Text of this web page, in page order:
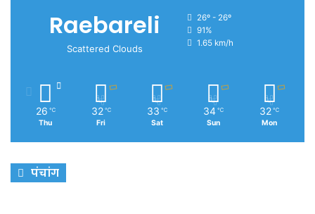
Raebareli
Scattered Clouds
26º - 26º
91%
1.65 km/h
26 ℃
Thu
32 ℃
Fri
33 ℃
Sat
34 ℃
Sun
32 ℃
Mon
पंचांग